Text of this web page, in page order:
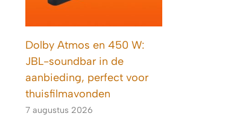
Dolby Atmos en 450 W:
JBL-soundbar in de
aanbieding, perfect voor
thuisfilmavonden
7 augustus 2026